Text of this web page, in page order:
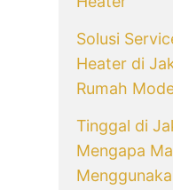
Solusi
Heater di
Rumah
Tinggal di
Mengapa